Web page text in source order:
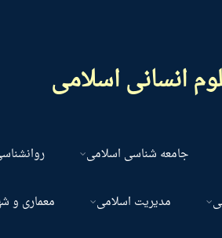
انسانی اسلامی
جامعه شناسی اسلامی
مدیریت اسلامی معماری و